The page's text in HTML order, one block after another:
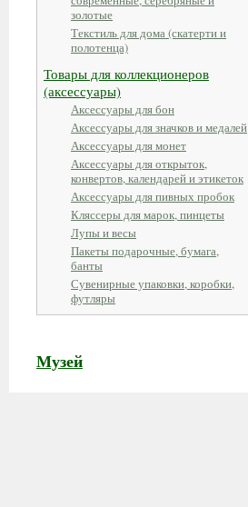
золотые
Текстиль для дома (скатерти и
полотенца)
Товары для коллекционеров
(аксессуары)
Аксессуары для бон
Аксессуары для значков и медалей
Аксессуары для монет
Аксессуары для открыток,
конвертов, календарей и этикеток
Аксессуары для пивных пробок
Кляссеры для марок, пинцеты
Лупы и весы
Пакеты подарочные, бумага,
банты
Сувенирные упаковки, коробки,
футляры
Музей